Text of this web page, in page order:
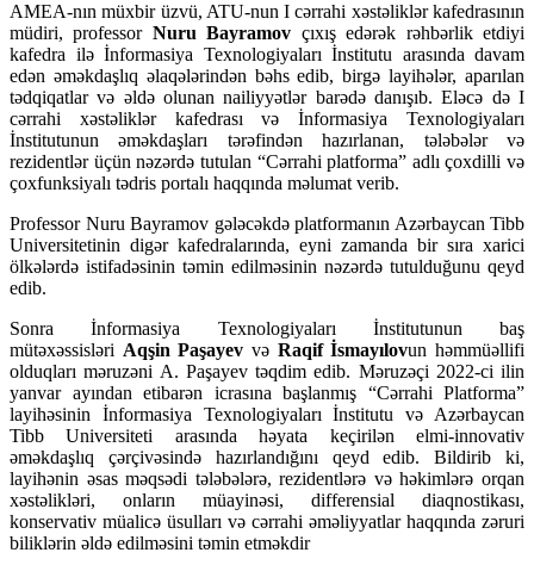
AMEA-nın müxbir üzvü, ATU-nun I cərrahi xəstəliklər kafedrasının
müdiri, professor Nuru Bayramov çıxış edərək rəhbərlik etdiyi
kafedra ilə İnformasiya Texnologiyaları İnstitutu arasında davam
edən əməkdaşlıq əlaqələrindən bəhs edib, birgə layihələr, aparılan
tədqiqatlar və əldə olunan nailiyyətlər barədə danışıb. Eləcə də I
cərrahi xəstəliklər kafedrası və İnformasiya Texnologiyaları
İnstitutunun əməkdaşları tərəfindən hazırlanan, tələbələr və
rezidentlər üçün nəzərdə tutulan “Cərrahi platforma” adlı çoxdilli və
çoxfunksiyalı tədris portalı haqqında məlumat verib.
Professor Nuru Bayramov gələcəkdə platformanın Azərbaycan Tibb
Universitetinin digər kafedralarında, eyni zamanda bir sıra xarici
ölkələrdə istifadəsinin təmin edilməsinin nəzərdə tutulduğunu qeyd
edib.
Sonra İnformasiya Texnologiyaları İnstitutunun baş
mütəxəssisləri Aqşin Paşayev və Raqif İsmayılovun həmmüəllifi
olduqları məruzəni A. Paşayev təqdim edib. Məruzəçi 2022-ci ilin
yanvar ayından etibarən icrasına başlanmış “Cərrahi Platforma”
layihəsinin İnformasiya Texnologiyaları İnstitutu və Azərbaycan
Tibb Universiteti arasında həyata keçirilən elmi-innovativ
əməkdaşlıq çərçivəsində hazırlandığını qeyd edib. Bildirib ki,
layihənin əsas məqsədi tələbələrə, rezidentlərə və həkimlərə orqan
xəstəlikləri, onların müayinəsi, differensial diaqnostikası,
konservativ müalicə üsulları və cərrahi əməliyyatlar haqqında zəruri
biliklərin əldə edilməsini təmin etməkdir